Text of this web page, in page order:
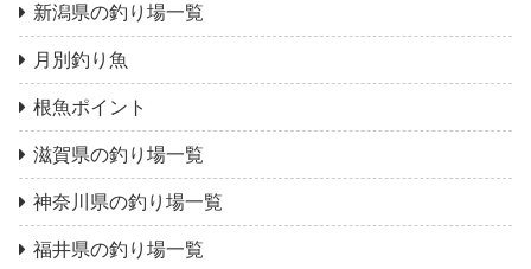
新潟県の釣り場一覧
月別釣り魚
根魚ポイント
滋賀県の釣り場一覧
神奈川県の釣り場一覧
福井県の釣り場一覧